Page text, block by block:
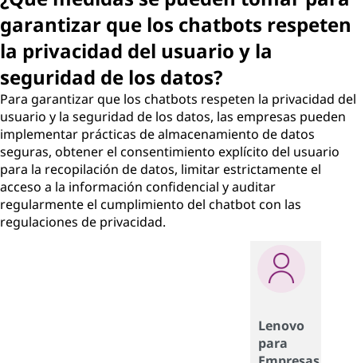
garantizar que los chatbots respeten
la privacidad del usuario y la
seguridad de los datos?
Para garantizar que los chatbots respeten la privacidad del
usuario y la seguridad de los datos, las empresas pueden
implementar prácticas de almacenamiento de datos
seguras, obtener el consentimiento explícito del usuario
para la recopilación de datos, limitar estrictamente el
acceso a la información confidencial y auditar
regularmente el cumplimiento del chatbot con las
regulaciones de privacidad.
Lenovo
para